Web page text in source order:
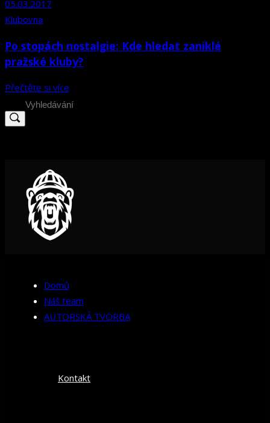
05.03.2017
Klubovna
Po stopách nostalgie: Kde hledat zaniklé
pražské kluby?
Přečtěte si více
Search
for:
Domů
Náš team
AUTORSKÁ TVORBA
Kontakt